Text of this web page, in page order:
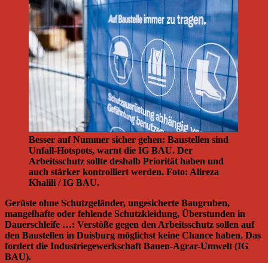
Besser auf Nummer sicher gehen: Baustellen sind
Unfall-Hotspots, warnt die IG BAU. Der
Arbeitsschutz sollte deshalb Priorität haben und
auch stärker kontrolliert werden. Foto: Alireza
Khalili / IG BAU.
Gerüste ohne Schutzgeländer, ungesicherte Baugruben,
mangelhafte oder fehlende Schutzkleidung, Überstunden in
Dauerschleife …: Verstöße gegen den Arbeitsschutz sollen auf
den Baustellen in Duisburg möglichst keine Chance haben. Das
fordert die Industriegewerkschaft Bauen-Agrar-Umwelt (IG
BAU).